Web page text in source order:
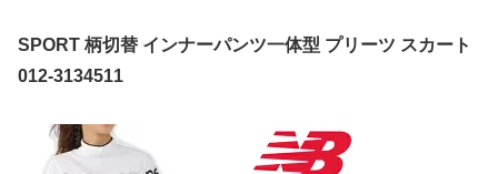
SPORT 柄切替 インナーパンツ一体型 プリーツ スカート
012-3134511